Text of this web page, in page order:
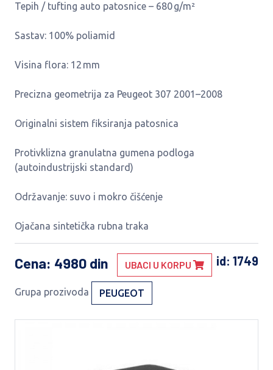
Tepih / tufting auto patosnice – 680 g/m²
Sastav: 100% poliamid
Visina flora: 12 mm
Precizna geometrija za Peugeot 307 2001–2008
Originalni sistem fiksiranja patosnica
Protivklizna granulatna gumena podloga
(autoindustrijski standard)
Održavanje: suvo i mokro čišćenje
Ojačana sintetička rubna traka
Cena: 4980 din id: 1749
UBACI U KORPU
Grupa prozivoda PEUGEOT